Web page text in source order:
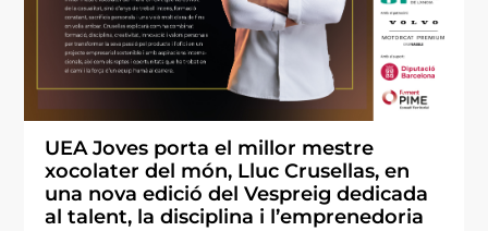
UEA Joves porta el millor mestre
xocolater del món, Lluc Crusellas, en
una nova edició del Vespreig dedicada
al talent, la disciplina i l’emprenedoria